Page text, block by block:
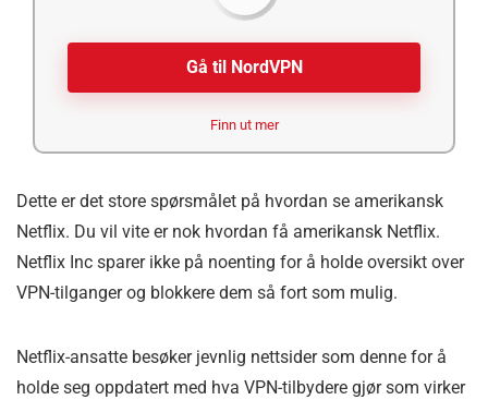
Gå til NordVPN
Finn ut mer
Dette er det store spørsmålet på hvordan se amerikansk
Netflix. Du vil vite er nok hvordan få amerikansk Netflix.
Netflix Inc sparer ikke på noenting for å holde oversikt over
VPN-tilganger og blokkere dem så fort som mulig.
Netflix-ansatte besøker jevnlig nettsider som denne for å
holde seg oppdatert med hva VPN-tilbydere gjør som virker